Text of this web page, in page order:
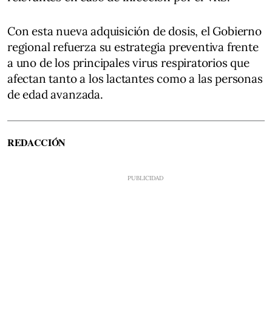
Con esta nueva adquisición de dosis, el Gobierno
regional refuerza su estrategia preventiva frente
a uno de los principales virus respiratorios que
afectan tanto a los lactantes como a las personas
de edad avanzada.
REDACCIÓN